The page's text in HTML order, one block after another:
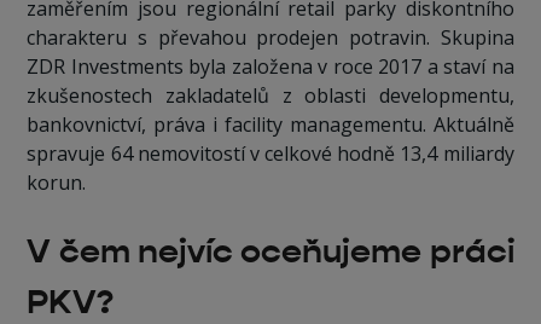
zaměřením jsou regionální retail parky diskontního
charakteru s převahou prodejen potravin. Skupina
ZDR Investments byla založena v roce 2017 a staví na
zkušenostech zakladatelů z oblasti developmentu,
bankovnictví, práva i facility managementu. Aktuálně
spravuje 64 nemovitostí v celkové hodně 13,4 miliardy
korun.
V čem nejvíc oceňujeme práci
PKV?